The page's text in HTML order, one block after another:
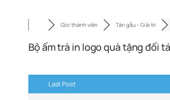
Góc thành viên Tán gẫu – Giải trí
Bộ ấm trà in logo quà tặng đối
Last Post